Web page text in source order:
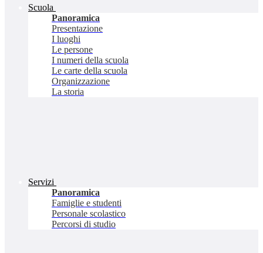
Scuola
Panoramica
Presentazione
I luoghi
Le persone
I numeri della scuola
Le carte della scuola
Organizzazione
La storia
Servizi
Panoramica
Famiglie e studenti
Personale scolastico
Percorsi di studio